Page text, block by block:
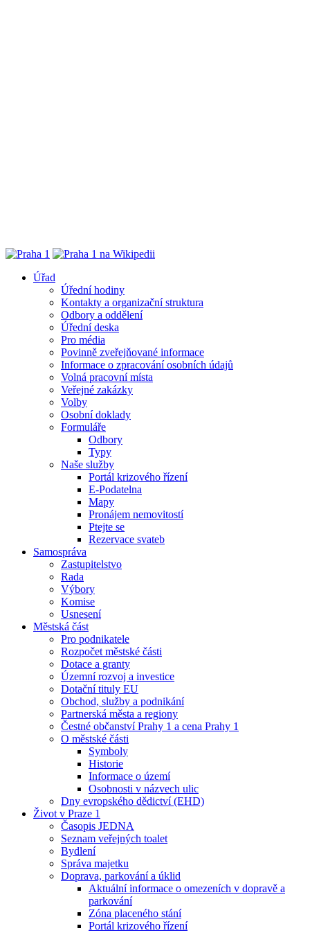
Úřad
Úřední hodiny
Kontakty a organizační struktura
Odbory a oddělení
Úřední deska
Pro média
Povinně zveřejňované informace
Informace o zpracování osobních údajů
Volná pracovní místa
Veřejné zakázky
Volby
Osobní doklady
Formuláře
Odbory
Typy
Naše služby
Portál krizového řízení
E-Podatelna
Mapy
Pronájem nemovitostí
Ptejte se
Rezervace svateb
Samospráva
Zastupitelstvo
Rada
Výbory
Komise
Usnesení
Městská část
Pro podnikatele
Rozpočet městské části
Dotace a granty
Územní rozvoj a investice
Dotační tituly EU
Obchod, služby a podnikání
Partnerská města a regiony
Čestné občanství Prahy 1 a cena Prahy 1
O městské části
Symboly
Historie
Informace o území
Osobnosti v názvech ulic
Dny evropského dědictví (EHD)
Život v Praze 1
Časopis JEDNA
Seznam veřejných toalet
Bydlení
Správa majetku
Doprava, parkování a úklid
Aktuální informace o omezeních v dopravě a
parkování
Zóna placeného stání
Portál krizového řízení